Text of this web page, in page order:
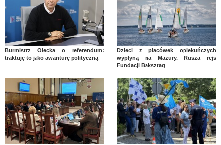
Burmistrz Olecka o referendum:
traktuję to jako awanturę polityczną
Dzieci z placówek opiekuńczych
wypłyną na Mazury. Rusza rejs
Fundacji Baksztag